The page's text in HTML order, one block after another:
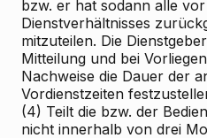
bzw. er hat sodann alle
Dienstverhältnisses
mitzuteilen. Die
Mitteilung und bei
Nachweise die Dauer der
Vordienstzeiten
(4) Teilt die bzw. der
nicht innerhalb von drei